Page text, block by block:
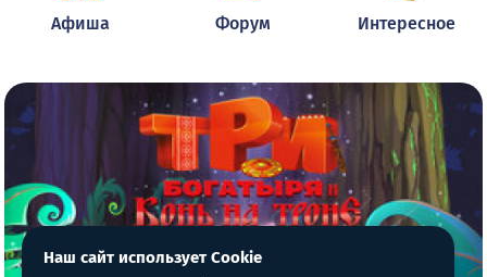
Афиша Форум Интересное
Наш сайт использует Cookie